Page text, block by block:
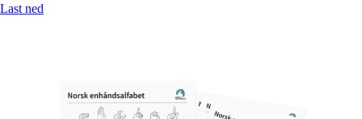
Last ned